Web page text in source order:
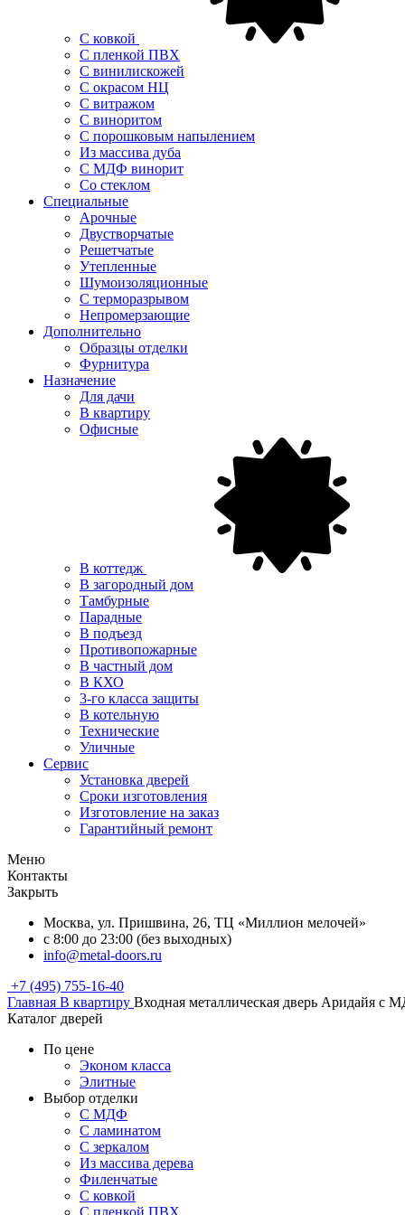
С ковкой
С пленкой ПВХ
С винилискожей
С окрасом НЦ
С витражом
С виноритом
С порошковым напылением
Из массива дуба
С МДФ винорит
Со стеклом
Специальные
Арочные
Двустворчатые
Решетчатые
Утепленные
Шумоизоляционные
С терморазрывом
Непромерзающие
Дополнительно
Образцы отделки
Фурнитура
Назначение
Для дачи
В квартиру
Офисные
В коттедж
В загородный дом
Тамбурные
Парадные
В подъезд
Противопожарные
В частный дом
В КХО
3-го класса защиты
В котельную
Технические
Уличные
Сервис
Установка дверей
Сроки изготовления
Изготовление на заказ
Гарантийный ремонт
Меню
Контакты
Закрыть
Москва, ул. Пришвина, 26, ТЦ «Миллион мелочей»
с 8:00 до 23:00 (без выходных)
info@metal-doors.ru
+7 (495) 755-16-40
Главная В квартиру Входная металлическая дверь Аридайя с
Каталог дверей
По цене
Эконом класса
Элитные
Выбор отделки
С МДФ
С ламинатом
С зеркалом
Из массива дерева
Филенчатые
С ковкой
С пленкой ПВХ